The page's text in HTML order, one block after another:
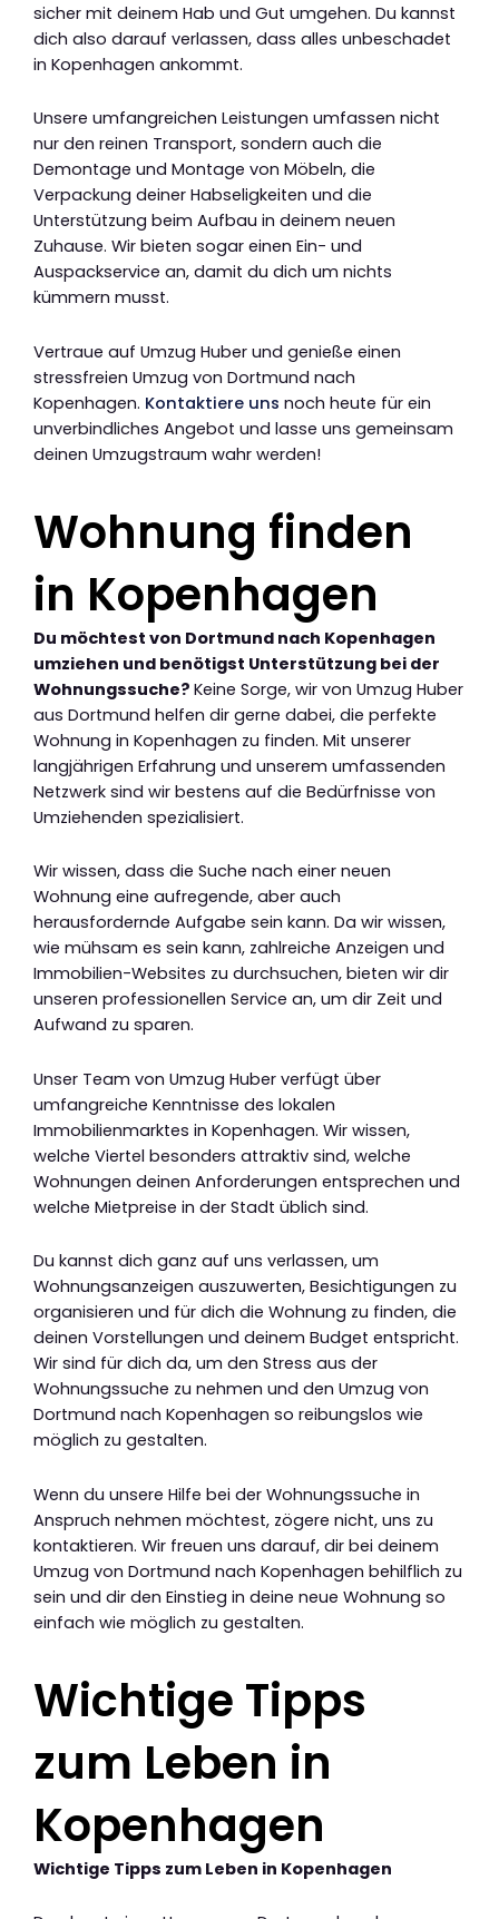
sicher mit deinem Hab und Gut umgehen. Du kannst
dich also darauf verlassen, dass alles unbeschadet
in Kopenhagen ankommt.
Unsere umfangreichen Leistungen umfassen nicht
nur den reinen Transport, sondern auch die
Demontage und Montage von Möbeln, die
Verpackung deiner Habseligkeiten und die
Unterstützung beim Aufbau in deinem neuen
Zuhause. Wir bieten sogar einen Ein- und
Auspackservice an, damit du dich um nichts
kümmern musst.
Vertraue auf Umzug Huber und genieße einen
stressfreien Umzug von Dortmund nach
Kopenhagen. Kontaktiere uns noch heute für ein
unverbindliches Angebot und lasse uns gemeinsam
deinen Umzugstraum wahr werden!
Wohnung finden
in Kopenhagen
Du möchtest von Dortmund nach Kopenhagen
umziehen und benötigst Unterstützung bei der
Wohnungssuche? Keine Sorge, wir von Umzug Huber
aus Dortmund helfen dir gerne dabei, die perfekte
Wohnung in Kopenhagen zu finden. Mit unserer
langjährigen Erfahrung und unserem umfassenden
Netzwerk sind wir bestens auf die Bedürfnisse von
Umziehenden spezialisiert.
Wir wissen, dass die Suche nach einer neuen
Wohnung eine aufregende, aber auch
herausfordernde Aufgabe sein kann. Da wir wissen,
wie mühsam es sein kann, zahlreiche Anzeigen und
Immobilien-Websites zu durchsuchen, bieten wir dir
unseren professionellen Service an, um dir Zeit und
Aufwand zu sparen.
Unser Team von Umzug Huber verfügt über
umfangreiche Kenntnisse des lokalen
Immobilienmarktes in Kopenhagen. Wir wissen,
welche Viertel besonders attraktiv sind, welche
Wohnungen deinen Anforderungen entsprechen und
welche Mietpreise in der Stadt üblich sind.
Du kannst dich ganz auf uns verlassen, um
Wohnungsanzeigen auszuwerten, Besichtigungen zu
organisieren und für dich die Wohnung zu finden, die
deinen Vorstellungen und deinem Budget entspricht.
Wir sind für dich da, um den Stress aus der
Wohnungssuche zu nehmen und den Umzug von
Dortmund nach Kopenhagen so reibungslos wie
möglich zu gestalten.
Wenn du unsere Hilfe bei der Wohnungssuche in
Anspruch nehmen möchtest, zögere nicht, uns zu
kontaktieren. Wir freuen uns darauf, dir bei deinem
Umzug von Dortmund nach Kopenhagen behilflich zu
sein und dir den Einstieg in deine neue Wohnung so
einfach wie möglich zu gestalten.
Wichtige Tipps
zum Leben in
Kopenhagen
Wichtige Tipps zum Leben in Kopenhagen